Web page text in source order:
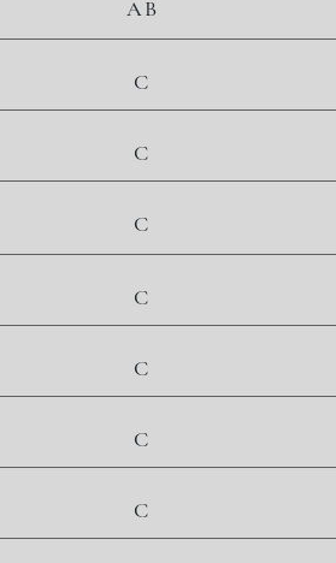
AB
C
C
C
C
C
C
C